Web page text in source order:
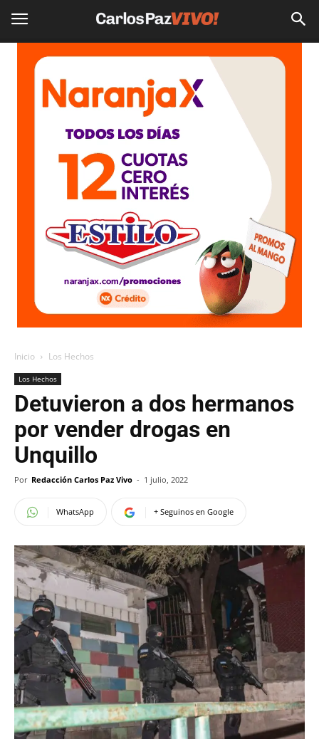
Inicio Los Hechos
Los Hechos
Detuvieron a dos hermanos
por vender drogas en
Unquillo
Por Redacción Carlos Paz Vivo - 1 julio, 2022
WhatsApp + Seguinos en Google